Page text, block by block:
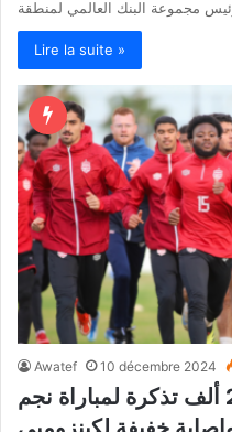
Lire la suite »
Awatef 10 décembre 2024
النادي الإفريقي: 25 ألف تذكرة لمباراة نجم